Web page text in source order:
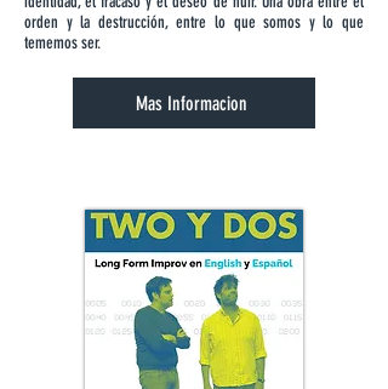
orden y la destrucción, entre lo que somos y lo que
tememos ser.
Mas Informacion